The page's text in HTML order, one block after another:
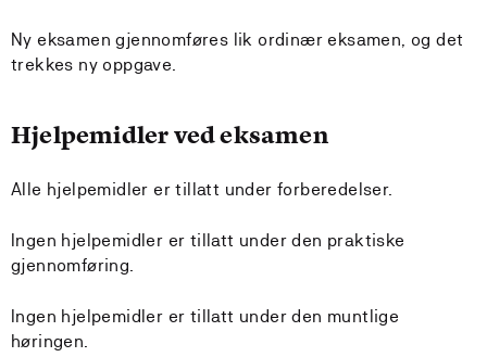
Ny eksamen gjennomføres lik ordinær eksamen, og det
trekkes ny oppgave.
Hjelpemidler ved eksamen
Alle hjelpemidler er tillatt under forberedelser.
Ingen hjelpemidler er tillatt under den praktiske
gjennomføring.
Ingen hjelpemidler er tillatt under den muntlige
høringen.